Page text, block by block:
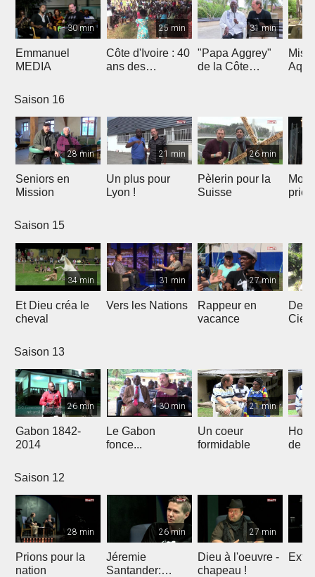
30 min
Emmanuel
MEDIA
25 min
Côte d'Ivoire : 40
ans des
31 min
"Papa Aggrey"
de la Côte
Saison 16
28 min
Seniors en
Mission
21 min
Un plus pour
Lyon !
26 min
Pèlerin pour la
Suisse
Saison 15
34 min
Et Dieu créa le
cheval
31 min
Vers les Nations
27 min
Rappeur en
vacance
Ciel
Saison 13
26 min
Gabon 1842-
2014
30 min
Le Gabon
fonce...
21 min
Un coeur
formidable
de
Saison 12
28 min
Prions pour la
nation
26 min
Jéremie
Santander:
27 min
Dieu à l'oeuvre -
chapeau !